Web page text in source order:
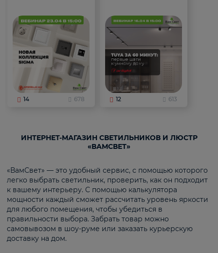
14 678 12 613
ИНТЕРНЕТ-МАГАЗИН СВЕТИЛЬНИКОВ И ЛЮСТР
«ВАМСВЕТ»
«ВамСвет» — это удобный сервис, с помощью которого
легко выбрать светильник, проверить, как он подходит
к вашему интерьеру. С помощью калькулятора
мощности каждый сможет рассчитать уровень яркости
для любого помещения, чтобы убедиться в
правильности выбора. Забрать товар можно
самовывозом в шоу-руме или заказать курьерскую
доставку на дом.